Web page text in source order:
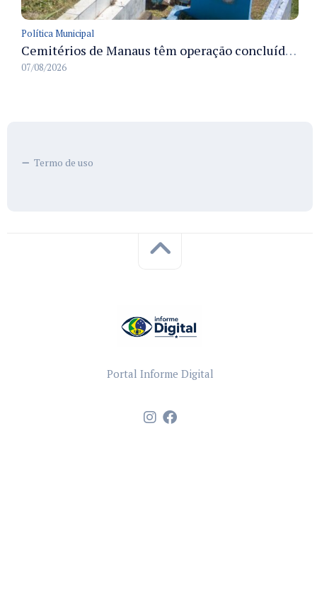
Política Municipal
Cemitérios de Manaus têm operação concluída e estrutura pronta para receber famílias no Dia dos Pais
07/08/2026
Termo de uso
Portal Informe Digital